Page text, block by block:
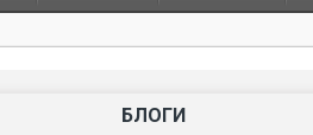
БЛОГИ